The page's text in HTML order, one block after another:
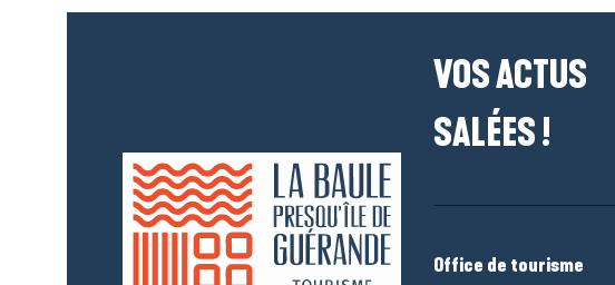
VOS ACTUS
SALÉES !
Office de tourisme